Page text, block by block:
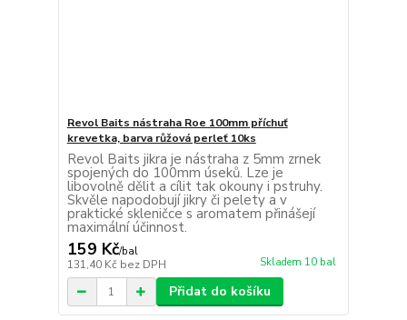
Revol Baits nástraha Roe 100mm příchuť
krevetka, barva růžová perleť 10ks
Revol Baits jikra je nástraha z 5mm zrnek
spojených do 100mm úseků. Lze je
libovolně dělit a cílit tak okouny i pstruhy.
Skvěle napodobují jikry či pelety a v
praktické skleničce s aromatem přinášejí
maximální účinnost.
159 Kč/bal
131,40 Kč bez DPH Skladem 10 bal
Přidat do košíku